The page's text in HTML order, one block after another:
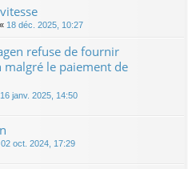
« 18 déc. 2025, 10:27
refuse de fournir
le paiement de
16 janv. 2025, 14:50
02 oct. 2024, 17:29